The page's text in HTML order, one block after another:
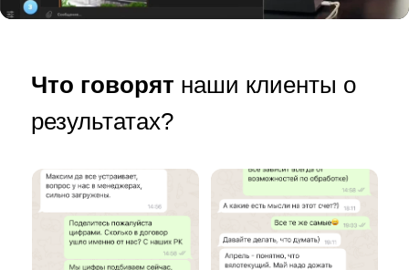
Что говорят наши клиенты о
результатах?